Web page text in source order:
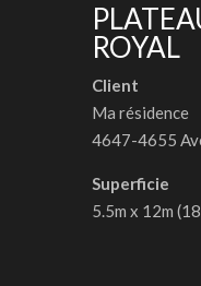
ROYAL
Client
Ma résidence
4647-4655
Superficie
5.5m x 12m